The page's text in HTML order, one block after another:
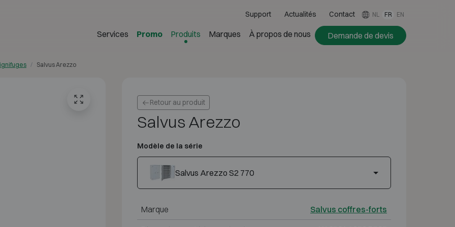
Support Actualités Contact NL FR EN
Services Promo Produits Marques À propos de nous Demande de devis
Salvus Arezzo
Retour au produit
Salvus Arezzo
Modèle de la série
Salvus Arezzo S2 770
Marque Salvus coffres-forts